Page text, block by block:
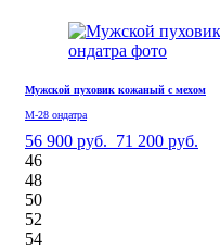
Мужской пуховик кожаный с мехом
М-28 ондатра
56 900 руб. 71 200 руб.
46
48
50
52
54